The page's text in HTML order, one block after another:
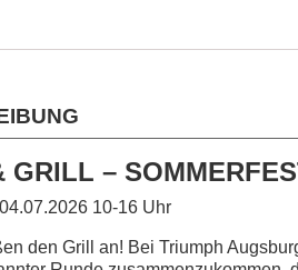
GRILL –
10-16 Uhr
den Grill an! Bei Triumph